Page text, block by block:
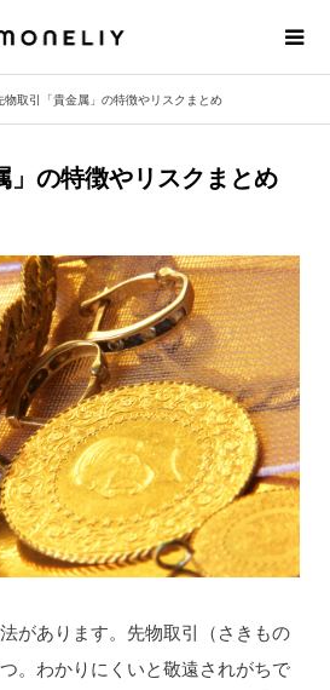
物取引「貴金属」の特徴やリスクまとめ
」の特徴やリスクまとめ
があります。先物取引（さきもの
。わかりにくいと敬遠されがちで